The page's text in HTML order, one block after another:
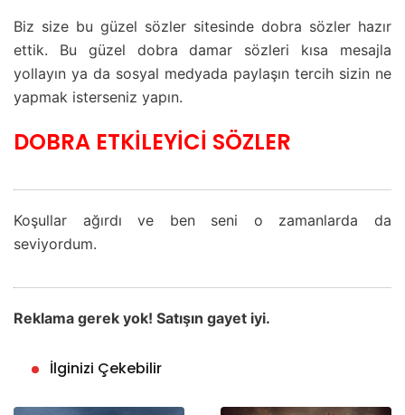
Biz size bu güzel sözler sitesinde dobra sözler hazır
ettik. Bu güzel dobra damar sözleri kısa mesajla
yollayın ya da sosyal medyada paylaşın tercih sizin ne
yapmak isterseniz yapın.
DOBRA ETKİLEYİCİ SÖZLER
Koşullar ağırdı ve ben seni o zamanlarda da
seviyordum.
Reklama gerek yok! Satışın gayet iyi.
İlginizi Çekebilir